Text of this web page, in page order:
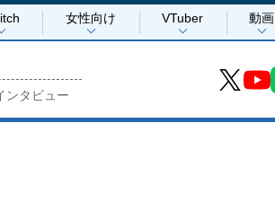
女性向け VTuber 動画
ンタビュー